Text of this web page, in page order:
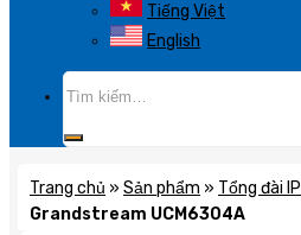
Tiếng Việt
English
Trang chủ » Sản phẩm » Tổng đài IP
Grandstream UCM6304A